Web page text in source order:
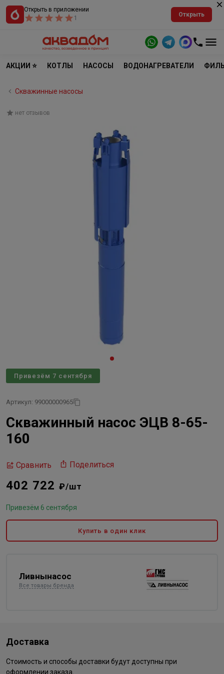
Открыть в приложении
1
Открыть
АКЦИИ ⭐ КОТЛЫ НАСОСЫ ВОДОНАГРЕВАТЕЛИ
Скважинные насосы
нет отзывов
Привезём 7 сентября
Артикул: 99000000965
Скважинный насос ЭЦВ 8-65-
160
Сравнить Поделиться
402 722 ₽/шт
Привезём 6 сентября
Купить в один клик
Ливнынасос
Все товары бренда
Доставка
Стоимость и способы доставки будут доступны при
оформлении заказа.